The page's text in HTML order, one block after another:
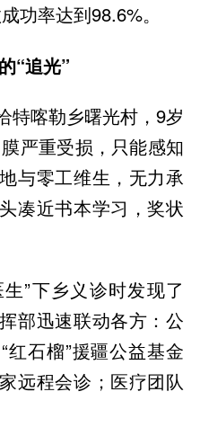
功率达到98.6%。
“追光”
特喀勒乡曙光村，9岁
严重受损，只能感知
与零工维生，无力承
凑近书本学习，奖状
”下乡义诊时发现了
部迅速联动各方：公
石榴”援疆公益基金
远程会诊；医疗团队